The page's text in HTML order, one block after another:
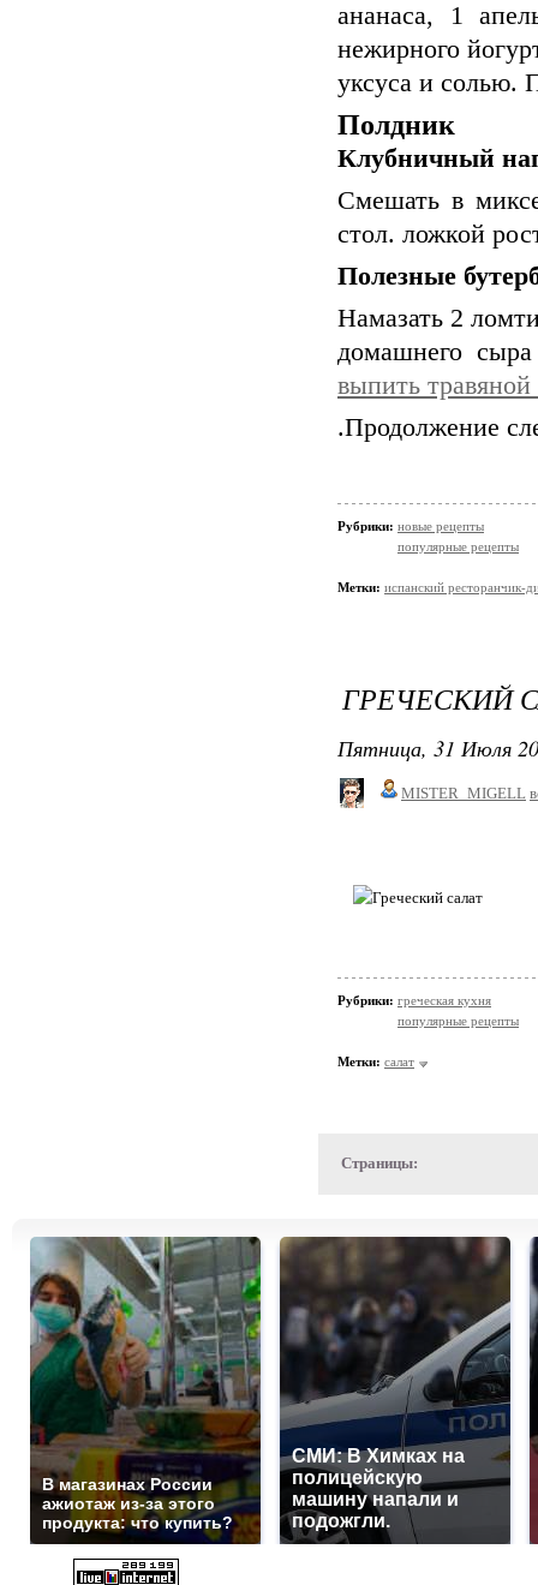
ананаса, 1
нежирного
уксуса и солью.
Полдник
Клубничный
Смешать в
стол. ложкой
Полезные
Намазать 2
домашнего
выпить травяной
.Продолжение
Рубрики: новые рецепты
популярные рецепты
Метки: испанский ресторанчик-
ГРЕЧЕСКИЙ
Пятница, 31 Июля
MISTER_MIGELL
Рубрики: греческая кухня
популярные рецепты
Метки: cалат
Страницы:
В магазинах России
ажиотаж из-за этого
продукта: что купить?
СМИ: В Химках на
полицейскую
машину напали и
подожгли.